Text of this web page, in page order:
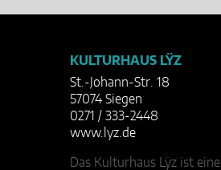
KULTURHAUS LŸZ
St.-Johann-Str. 18
57074 Siegen
0271 / 333-2448
www.lyz.de
Das Kulturhaus Lÿz ist eine